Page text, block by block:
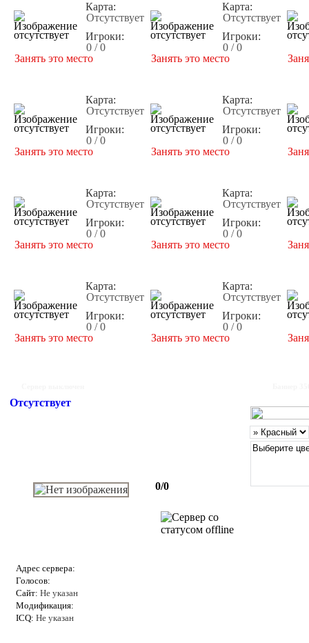
Карта:
Отсутствует
Игроки:
0 / 0
Занять это место
Карта:
Отсутствует
Игроки:
0 / 0
Занять это место
Карта:
Отсутствует
Игроки:
0 / 0
Занять это место
Карта:
Отсутствует
Игроки:
0 / 0
Занять это место
Карта:
Отсутствует
Игроки:
0 / 0
Занять это место
Карта:
Отсутствует
Игроки:
0 / 0
Занять это место
Карта:
Отсутствует
Игроки:
0 / 0
Занять это место
Карта:
Отсутствует
Игроки:
0 / 0
Занять это место
Отсутствует
0/0
Адрес сервера:
Голосов:
Сайт: Не указан
Модификация:
ICQ: Не указан